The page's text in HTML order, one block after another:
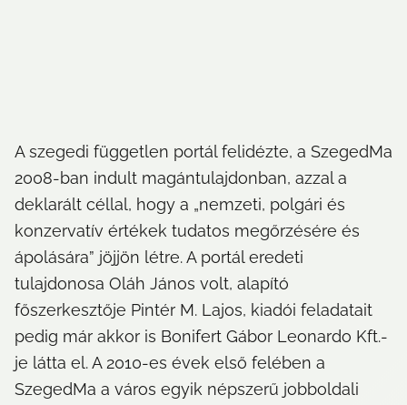
A szegedi független portál felidézte, a SzegedMa
2008-ban indult magántulajdonban, azzal a
deklarált céllal, hogy a „nemzeti, polgári és
konzervatív értékek tudatos megőrzésére és
ápolására” jöjjön létre. A portál eredeti
tulajdonosa Oláh János volt, alapító
főszerkesztője Pintér M. Lajos, kiadói feladatait
pedig már akkor is Bonifert Gábor Leonardo Kft.-
je látta el. A 2010-es évek első felében a
SzegedMa a város egyik népszerű jobboldali